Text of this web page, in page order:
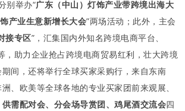
别举办“广东（中山）灯饰产业带跨境出海大
产业生意新增长大会”两场活动；此外，主会
接专区”，汇集国内外知名跨境电商平台、
，助力企业抢占跨境电商贸易红利，壮大跨境
间，还将举行全球买家采购行，来自东南
、欧美等全球各地的专业买家团前来观展、
需配对会、分会场导赏团、鸡尾酒交流会四